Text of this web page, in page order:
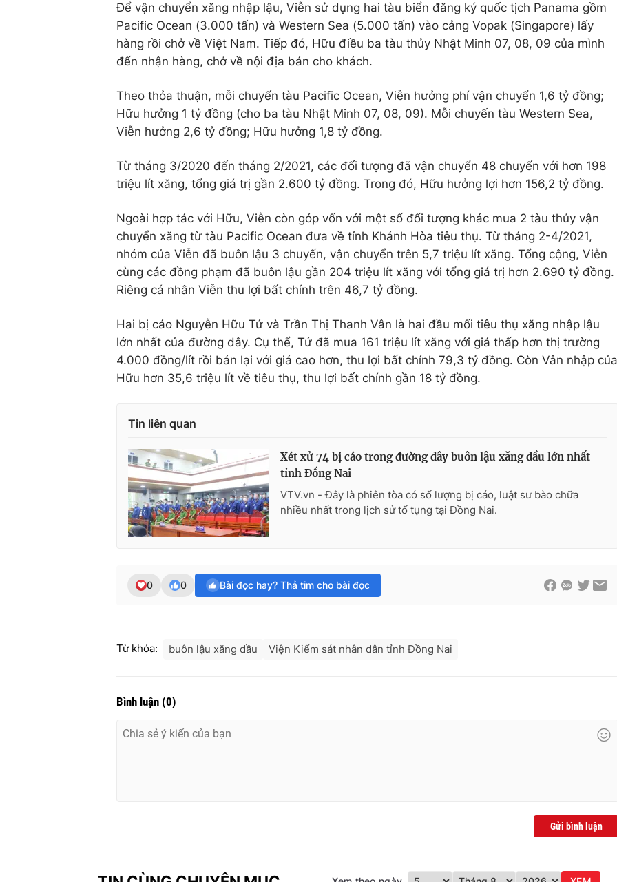
Để vận chuyển xăng nhập lậu, Viễn sử dụng hai tàu biển đăng ký quốc tịch Panama gồm
Pacific Ocean (3.000 tấn) và Western Sea (5.000 tấn) vào cảng Vopak (Singapore) lấy
hàng rồi chở về Việt Nam. Tiếp đó, Hữu điều ba tàu thủy Nhật Minh 07, 08, 09 của mình
đến nhận hàng, chở về nội địa bán cho khách.
Theo thỏa thuận, mỗi chuyến tàu Pacific Ocean, Viễn hưởng phí vận chuyển 1,6 tỷ đồng;
Hữu hưởng 1 tỷ đồng (cho ba tàu Nhật Minh 07, 08, 09). Mỗi chuyến tàu Western Sea,
Viễn hưởng 2,6 tỷ đồng; Hữu hưởng 1,8 tỷ đồng.
Từ tháng 3/2020 đến tháng 2/2021, các đối tượng đã vận chuyển 48 chuyến với hơn 198
triệu lít xăng, tổng giá trị gần 2.600 tỷ đồng. Trong đó, Hữu hưởng lợi hơn 156,2 tỷ đồng.
Ngoài hợp tác với Hữu, Viễn còn góp vốn với một số đối tượng khác mua 2 tàu thủy vận
chuyển xăng từ tàu Pacific Ocean đưa về tỉnh Khánh Hòa tiêu thụ. Từ tháng 2-4/2021,
nhóm của Viễn đã buôn lậu 3 chuyến, vận chuyển trên 5,7 triệu lít xăng. Tổng cộng, Viễn
cùng các đồng phạm đã buôn lậu gần 204 triệu lít xăng với tổng giá trị hơn 2.690 tỷ đồng.
Riêng cá nhân Viễn thu lợi bất chính trên 46,7 tỷ đồng.
Hai bị cáo Nguyễn Hữu Tứ và Trần Thị Thanh Vân là hai đầu mối tiêu thụ xăng nhập lậu
lớn nhất của đường dây. Cụ thể, Tứ đã mua 161 triệu lít xăng với giá thấp hơn thị trường
4.000 đồng/lít rồi bán lại với giá cao hơn, thu lợi bất chính 79,3 tỷ đồng. Còn Vân nhập của
Hữu hơn 35,6 triệu lít về tiêu thụ, thu lợi bất chính gần 18 tỷ đồng.
Tin liên quan
Xét xử 74 bị cáo trong đường dây buôn lậu xăng dầu lớn nhất
tỉnh Đồng Nai
VTV.vn - Đây là phiên tòa có số lượng bị cáo, luật sư bào chữa
nhiều nhất trong lịch sử tố tụng tại Đồng Nai.
0 0 Bài đọc hay? Thả tim cho bài đọc
Từ khóa: buôn lậu xăng dầu Viện Kiểm sát nhân dân tỉnh Đồng Nai
Bình luận (0)
Gửi bình luận